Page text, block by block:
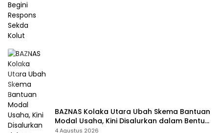
BAZNAS Kolaka Utara Ubah Skema Bantuan
Modal Usaha, Kini Disalurkan dalam Bentuk
Barang Senilai Rp419,5 Juta
4 Agustus 2026